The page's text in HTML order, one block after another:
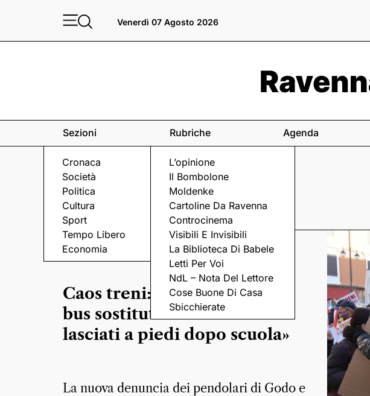
Venerdì 07 Agosto 2026
Sezioni
Cronaca
Società
Politica
Cultura
Sport
Tempo Libero
Economia
Rubriche
L’opinione
Il Bombolone
Moldenke
Cartoline Da Ravenna
Controcinema
Visibili E Invisibili
La Biblioteca Di Babele
Letti Per Voi
NdL – Nota Del Lettore
Cose Buone Di Casa
Sbicchierate
Agenda
MOBILITÀ
Caos treni: «Pochi posti nei
bus sostitutivi: studenti
lasciati a piedi dopo scuola»
La nuova denuncia dei pendolari di Godo e